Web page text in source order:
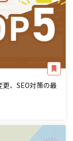
、SEO対策の最